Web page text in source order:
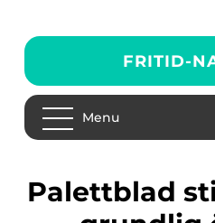
FRITID-
Menu
Palettblad sticklingar en